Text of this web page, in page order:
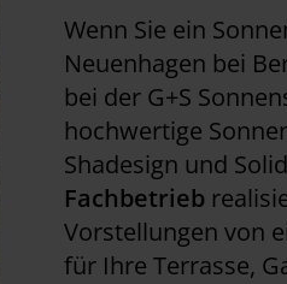
Wenn Sie ein
Neuenhagen bei
bei der G+S
hochwertige
Shadesign und
Fachbetrieb
Vorstellungen von
für Ihre Terrasse,